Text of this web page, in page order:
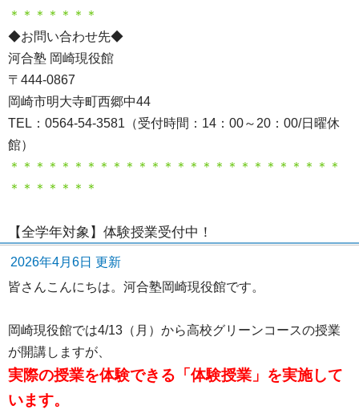
＊＊＊＊＊＊＊
◆お問い合わせ先◆
河合塾 岡崎現役館
〒444-0867
岡崎市明大寺町西郷中44
TEL：0564-54-3581（受付時間：14：00～20：00/日曜休
館）
＊＊＊＊＊＊＊＊＊＊＊＊＊＊＊＊＊＊＊＊＊＊＊＊＊＊
＊＊＊＊＊＊＊
【全学年対象】体験授業受付中！
2026年4月6日 更新
皆さんこんにちは。河合塾岡崎現役館です。
岡崎現役館では4/13（月）から高校グリーンコースの授業
が開講しますが、
実際の授業を体験できる「体験授業」を実施して
います。